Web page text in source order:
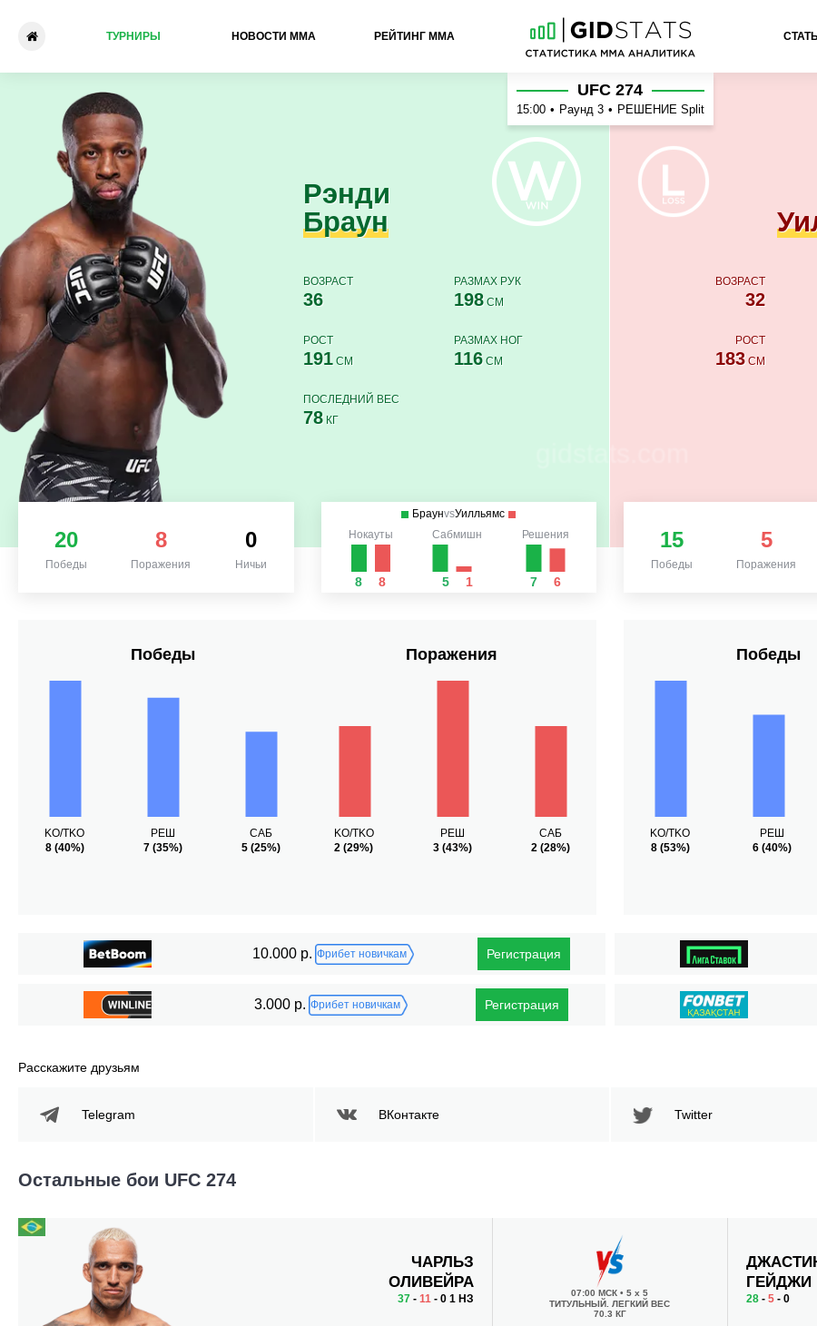
ТУРНИРЫ НОВОСТИ ММА РЕЙТИНГ ММА
Рэнди Браун - Хаос Уилльямс
Рэнди
Браун
ВОЗРАСТ
36
РАЗМАХ РУК
198СМ
РОСТ
191СМ
РАЗМАХ НОГ
116СМ
ПОСЛЕДНИЙ ВЕС
78КГ
UFC 274
15:00 • Раунд 3 • РЕШЕНИЕ Split
ВОЗРАСТ
32
РОСТ
183 СМ
20
Победы
8
Поражения
0
Ничьи
БраунvsУилльямс
Нокауты
8 8
Сабмишн
5 1
Решения
7 6
15
Победы
5
Поражения
Победы
KO/TKO
8(40%)
РЕШ
7 (35%)
САБ
5 (25%)
Поражения
KO/TKO
2 (29%)
РЕШ
3(43%)
САБ
2(28%)
Победы
KO/TKO
8(53%)
РЕШ
6(40%)
10.000 р. Фрибет новичкам Регистрация
3.000 р. Фрибет новичкам Регистрация
Расскажите друзьям
Telegram ВКонтакте Twitter
Остальные бои UFC 274
ЧАРЛЬЗ
ОЛИВЕЙРА
37- 11 - 0 1 НЗ 07:00 МСК• 5 x 5
ТИТУЛЬНЫЙ. ЛЕГКИЙ ВЕС
70.3 КГ
ГЕЙДЖИ
28 -5 - 0